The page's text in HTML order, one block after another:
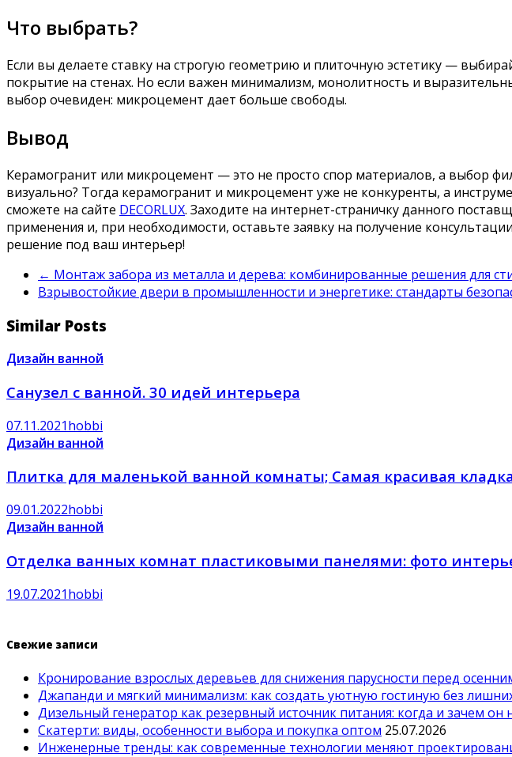
Что выбрать?
Если вы делаете ставку на строгую геометрию и плиточную эстетику —
покрытие на стенах. Но если важен минимализм, монолитность и
выбор очевиден: микроцемент дает больше свободы.
Вывод
Керамогранит или микроцемент — это не просто спор материалов, а выбор
визуально? Тогда керамогранит и микроцемент уже не конкуренты, а
сможете на сайте DECORLUX. Заходите на интернет-страничку данного
применения и, при необходимости, оставьте заявку на получение
решение под ваш интерьер!
← Монтаж забора из металла и дерева: комбинированные решения для
Взрывостойкие двери в промышленности и энергетике: стандарты
Similar Posts
Дизайн ванной
Санузел с ванной. 30 идей интерьера
07.11.2021hobbi
Дизайн ванной
Плитка для маленькой ванной комнаты; Самая красивая
09.01.2022hobbi
Дизайн ванной
Отделка ванных комнат пластиковыми панелями: фото
19.07.2021hobbi
Свежие записи
Кронирование взрослых деревьев для снижения парусности перед
Джапанди и мягкий минимализм: как создать уютную гостиную без
Дизельный генератор как резервный источник питания: когда и зачем он
Скатерти: виды, особенности выбора и покупка оптом 25.07.2026
Инженерные тренды: как современные технологии меняют